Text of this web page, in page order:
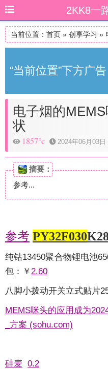
2KK8一
当前位置： 首页 » 创享学习 »
“当前位置”下方广
自
电子烟的
状
1857°c 2024年06月03日
摘要：
参考...
参考 PY32F030
纯钴13450聚合物锂电池
包： ￥ 2.60
八脚小拨动开关立式贴片
MEMS咪头的应用成为
_方案 (sohu.com)
硅麦 0.2